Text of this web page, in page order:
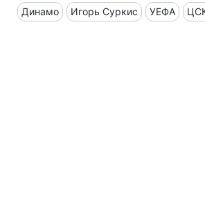
Динамо Игорь Суркис УЕФА